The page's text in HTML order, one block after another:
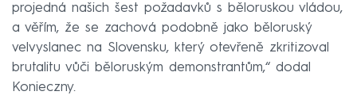
projedná našich šest požadavků s běloruskou vládou,
a věřím, že se zachová podobně jako běloruský
velvyslanec na Slovensku, který otevřeně zkritizoval
brutalitu vůči běloruským demonstrantům,“ dodal
Konieczny.